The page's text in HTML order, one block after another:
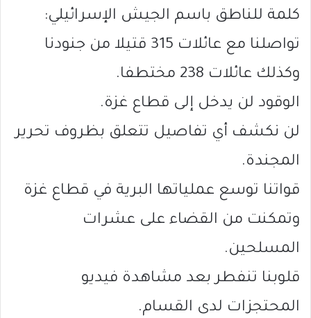
كلمة للناطق باسم الجيش الإسرائيلي:
تواصلنا مع عائلات 315 قتيلا من جنودنا
وكذلك عائلات 238 مختطفا.
الوقود لن يدخل إلى قطاع غزة.
لن نكشف أي تفاصيل تتعلق بظروف تحرير
المجندة.
قواتنا توسع عملياتها البرية في قطاع غزة
وتمكنت من القضاء على عشرات
المسلحين.
قلوبنا تنفطر بعد مشاهدة فيديو
المحتجزات لدى القسام.